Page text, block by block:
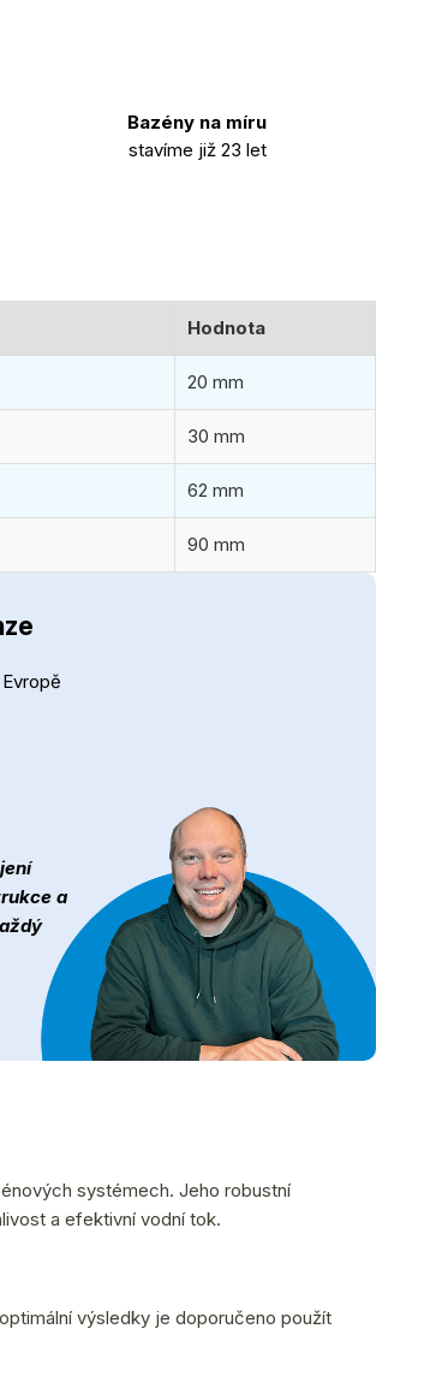
Bazény na míru
stavíme již 23 let
Hodnota
20 mm
30 mm
62 mm
90 mm
a
systémech. Jeho robustní
a efektivní vodní tok.
výsledky je doporučeno použít